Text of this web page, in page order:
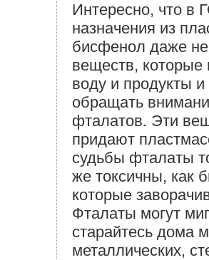
Интересно, что в
назначения из
бисфенол даже
веществ, которые
воду и продукты
обращать
фталатов. Эти
придают
судьбы фталаты
же токсичны, как
которые
Фталаты могут
старайтесь дома
металлических,